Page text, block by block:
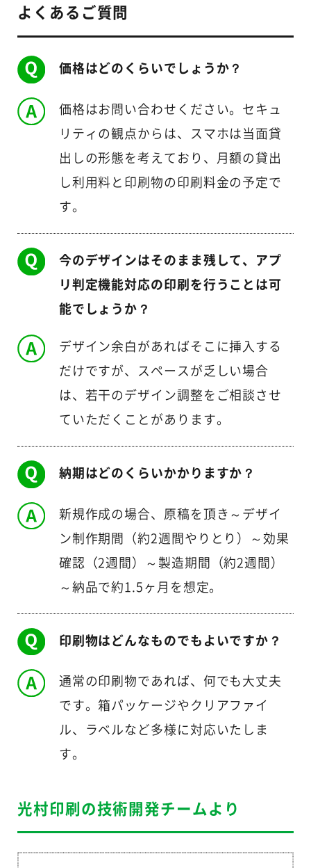
よくあるご質問
価格はどのくらいでしょうか？
価格はお問い合わせください。セキュ
リティの観点からは、スマホは当面貸
出しの形態を考えており、月額の貸出
し利用料と印刷物の印刷料金の予定で
す。
今のデザインはそのまま残して、アプ
リ判定機能対応の印刷を行うことは可
能でしょうか？
デザイン余白があればそこに挿入する
だけですが、スペースが乏しい場合
は、若干のデザイン調整をご相談させ
ていただくことがあります。
納期はどのくらいかかりますか？
新規作成の場合、原稿を頂き～デザイ
ン制作期間（約2週間やりとり）～効果
確認（2週間）～製造期間（約2週間）
～納品で約1.5ヶ月を想定。
印刷物はどんなものでもよいですか？
通常の印刷物であれば、何でも大丈夫
です。箱パッケージやクリアファイ
ル、ラベルなど多様に対応いたしま
す。
光村印刷の技術開発チームより